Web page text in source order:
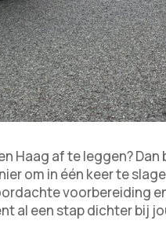
Haag af te leggen? Dan
om in één keer te
voorbereiding
al een stap dichter bij